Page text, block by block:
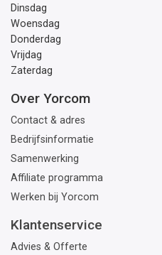
Dinsdag
Woensdag
Donderdag
Vrijdag
Zaterdag
Over Yorcom
Contact & adres
Bedrijfsinformatie
Samenwerking
Affiliate programma
Werken bij Yorcom
Klantenservice
Advies & Offerte